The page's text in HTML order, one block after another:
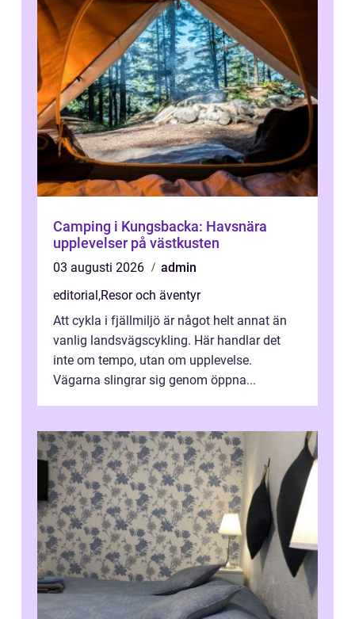
Camping i Kungsbacka: Havsnära
upplevelser på västkusten
03 augusti 2026
admin
editorial,Resor och äventyr
Att cykla i fjällmiljö är något helt annat än
vanlig landsvägscykling. Här handlar det
inte om tempo, utan om upplevelse.
Vägarna slingrar sig genom öppna...